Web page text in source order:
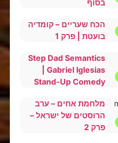
בסוף
הכח שעריים – קומדיה
בועטת | פרק 1
Step Dad Semantics
| Gabriel Iglesias
Stand-Up Comedy
מלחמת אחים – ערב
הרוסטים של ישראל –
פרק 2